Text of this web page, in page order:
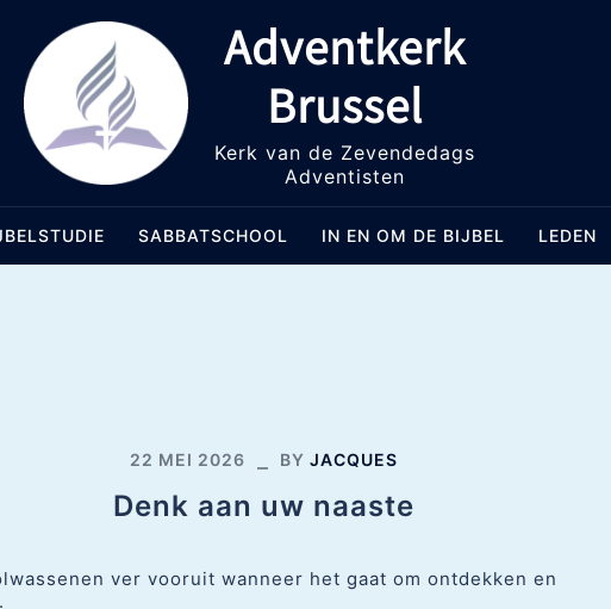
Adventkerk
Brussel
Kerk van de Zevendedags
Adventisten
SABBATSCHOOL IN EN OM DE BIJBEL LEDEN
22 MEI 2026 BY JACQUES
Denk aan uw naaste
ver vooruit wanneer het gaat om ontdekken en